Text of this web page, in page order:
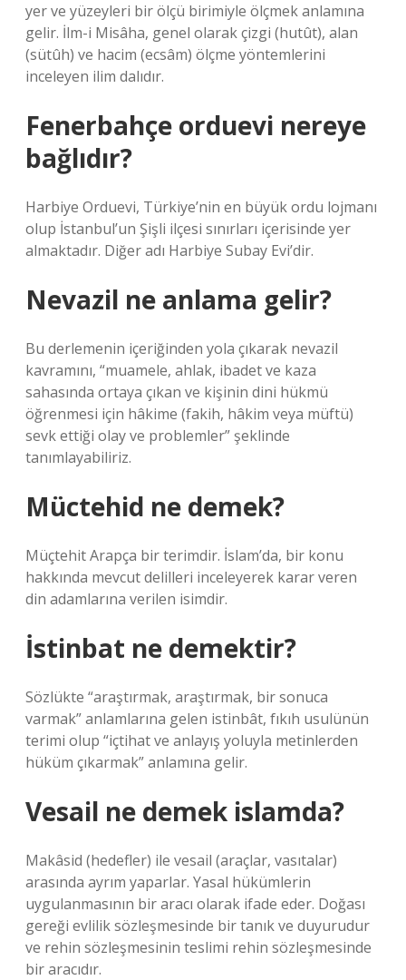
yer ve yüzeyleri bir ölçü birimiyle ölçmek anlamına
gelir. İlm-i Misâha, genel olarak çizgi (hutût), alan
(sütûh) ve hacim (ecsâm) ölçme yöntemlerini
inceleyen ilim dalıdır.
Fenerbahçe orduevi nereye
bağlıdır?
Harbiye Orduevi, Türkiye’nin en büyük ordu lojmanı
olup İstanbul’un Şişli ilçesi sınırları içerisinde yer
almaktadır. Diğer adı Harbiye Subay Evi’dir.
Nevazil ne anlama gelir?
Bu derlemenin içeriğinden yola çıkarak nevazil
kavramını, “muamele, ahlak, ibadet ve kaza
sahasında ortaya çıkan ve kişinin dini hükmü
öğrenmesi için hâkime (fakih, hâkim veya müftü)
sevk ettiği olay ve problemler” şeklinde
tanımlayabiliriz.
Müctehid ne demek?
Müçtehit Arapça bir terimdir. İslam’da, bir konu
hakkında mevcut delilleri inceleyerek karar veren
din adamlarına verilen isimdir.
İstinbat ne demektir?
Sözlükte “araştırmak, araştırmak, bir sonuca
varmak” anlamlarına gelen istinbât, fıkıh usulünün
terimi olup “içtihat ve anlayış yoluyla metinlerden
hüküm çıkarmak” anlamına gelir.
Vesail ne demek islamda?
Makâsid (hedefler) ile vesail (araçlar, vasıtalar)
arasında ayrım yaparlar. Yasal hükümlerin
uygulanmasının bir aracı olarak ifade eder. Doğası
gereği evlilik sözleşmesinde bir tanık ve duyurudur
ve rehin sözleşmesinin teslimi rehin sözleşmesinde
bir aracıdır.